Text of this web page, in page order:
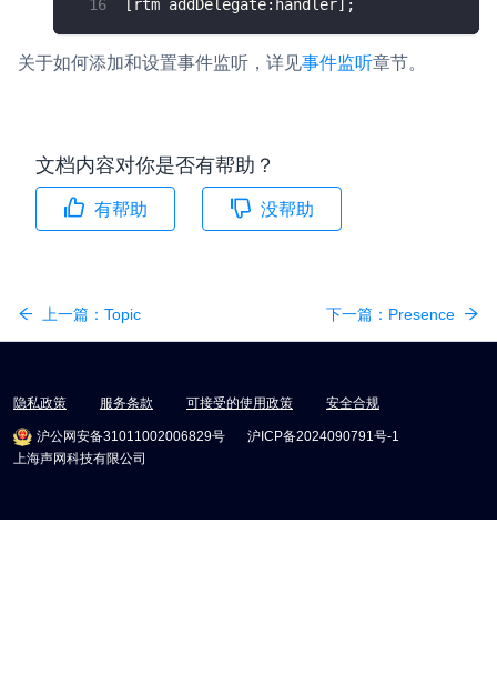
[ rtm addDelegate: handler] ;
关于如何添加和设置事件监听，详见事件监听章节。
文档内容对你是否有帮助？
有帮助 没帮助
上一篇： Topic 下一篇： Presence
隐私政策 服务条款 可接受的使用政策 安全合规
沪公网安备31011002006829号
沪ICP备2024090791号-1
上海声网科技有限公司